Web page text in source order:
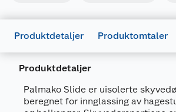
Produktdetaljer Produktomtaler
Produktdetaljer
Palmako Slide er uisolerte
beregnet for innglassing av
Generelt